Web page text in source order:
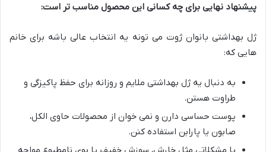
پیشنهاد نهایی برای چه کسانی این محصول مناسب تر است:
ژل بهداشتی بانوان ژوت می تونه یه انتخاب عالی باشه برای خانم
هایی که:
به دنبال یه ژل بهداشتی ملایم و روزانه برای حفظ پاکیزگی و
طراوت هستن.
پوست حساسی دارن و نمی خوان از محصولات حاوی الکل،
صابون یا پارابن استفاده کنن.